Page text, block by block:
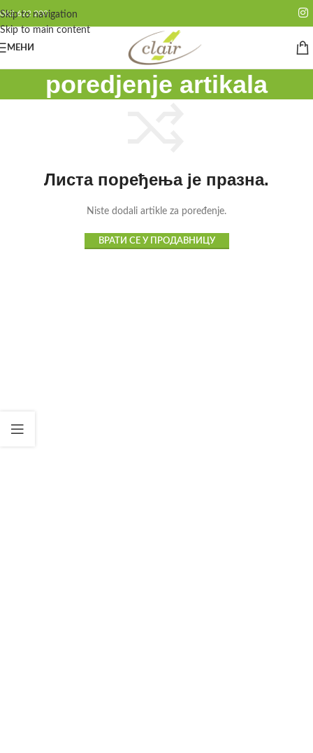
Skip to navigation
Skip to main content
062 622 200
МЕНИ
poredjenje artikala
Листа поређења је празна.
Niste dodali artikle za poređenje.
ВРАТИ СЕ У ПРОДАВНИЦУ